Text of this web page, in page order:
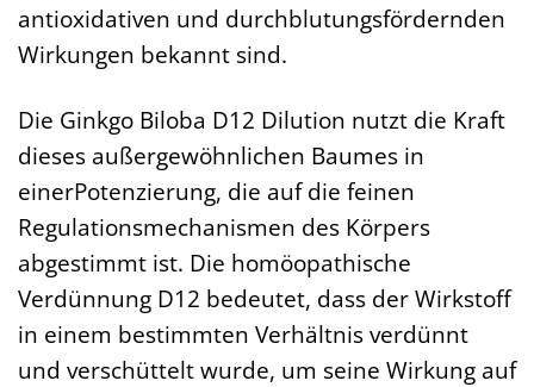
antioxidativen und durchblutungsfördernden
Wirkungen bekannt sind.
Die Ginkgo Biloba D12 Dilution nutzt die Kraft
dieses außergewöhnlichen Baumes in
einerPotenzierung, die auf die feinen
Regulationsmechanismen des Körpers
abgestimmt ist. Die homöopathische
Verdünnung D12 bedeutet, dass der Wirkstoff
in einem bestimmten Verhältnis verdünnt
und verschüttelt wurde, um seine Wirkung auf